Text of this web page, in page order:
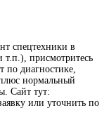
спецтехники в
присмотритесь
диагностике,
нормальный
Сайт тут:
или уточнить по